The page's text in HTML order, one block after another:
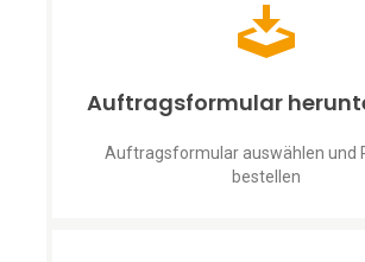
Auftragsformular
Auftragsformular auswählen und
bestellen